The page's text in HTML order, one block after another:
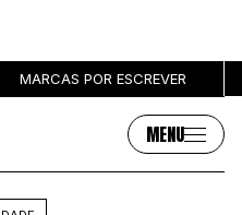
MARCAS POR ESCREVER
MENU